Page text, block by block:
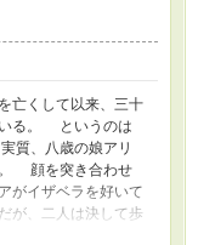
亡くして以来、三十
いる。 というのは
質、八歳の娘アリ
。 顔を突き合わせ
がイザベラを好いて
が、二人は決して歩
かけで、二人の関